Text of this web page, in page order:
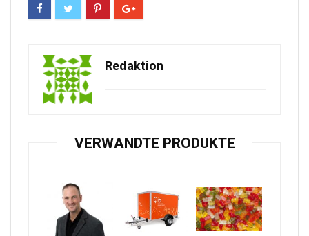
Redaktion
VERWANDTE PRODUKTE